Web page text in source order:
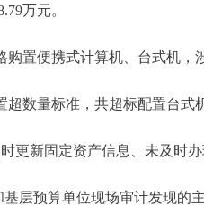
万元。
购置便携式计算机、台式机，
超数量标准，共超标配置台式
更新固定资产信息、未及时
层预算单位现场审计发现的